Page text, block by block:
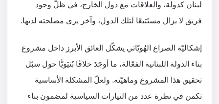
لبنان كدولة، والعلاقات مع دول الخارج، في ظلّ وجود
فريق لا يزال مستَتبعًا لتلك الدول، وآخر يرى مصلحته لديها.
إشكاليّة الصراع الهُويّاتي يشكّل العائق الأبرز داخل مشروع
بناء الدولة اللبنانية الفعّالة، ما أوجَدَ خلافًا بُنيَويًّا حول سبُل
تحقيق هذا المشروع وماهيّته. ولعلّ المشكلة الأساسية
تكمن في نظرة عدد من التيارات السياسية لمضمون بناء